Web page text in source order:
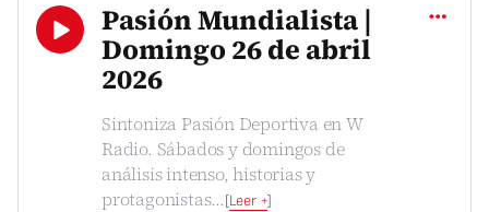
Pasión Mundialista |
Domingo 26 de abril
2026
Sintoniza Pasión Deportiva en W
Radio. Sábados y domingos de
análisis intenso, historias y
protagonistas...[Leer +]